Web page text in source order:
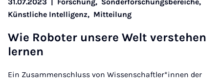
Künstliche Intelligenz, Mitteilung
Wie Ro­boter un­sere Welt ver­stehen
lernen
Ein Zusammenschluss von Wissenschaftler*innen der